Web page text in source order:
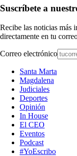
Suscríbete a
Recibe las noticias más
directamente en tu
Correo electrónico
Santa Marta
Magdalena
Judiciales
Deportes
Opinión
In House
El CEO
Eventos
Podcast
#YoEscribo